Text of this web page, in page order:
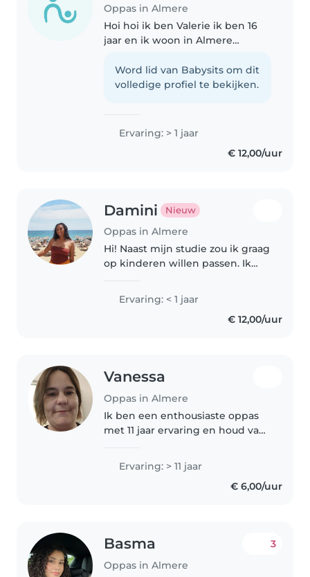
Oppas in Almere
Hoi hoi ik ben Valerie ik ben 16
jaar en ik woon in Almere
op kinderen is omdat ik heel
goed met kinderen over weg
Word lid van Babysits om dit
volledige profiel te bekijken.
Ervaring: > 1 jaar
€ 12,00/uur
Damini Nieuw
Oppas in Almere
Hi! Naast mijn studie zou ik graag
op kinderen willen passen. Ik
een nichtje van 1 waar ik
regelmatig op pas! Ik vind het
leuk om voor te lezen en
Ervaring: < 1 jaar
€ 12,00/uur
Vanessa
Oppas in Almere
Ik ben een enthousiaste oppas
met 11 jaar ervaring en houd van
bedenken voor kleintjes.
Vriendelijk en zorgzaam, en
comfortabel met huisdieren,
Ervaring: > 11 jaar
€ 6,00/uur
Basma
Oppas in Almere
3